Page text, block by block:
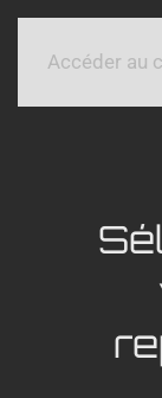
Accéder au